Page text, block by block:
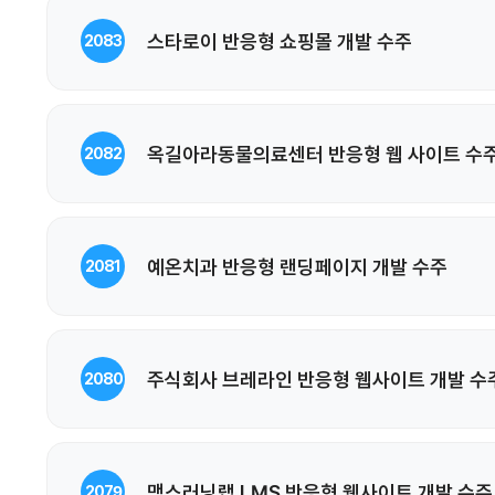
2083 스타로이 반응형 쇼핑몰 개발 수주
2082 옥길아라동물의료센터 반응형 웹 사이트 수
2081 예온치과 반응형 랜딩페이지 개발 수주
2080 주식회사 브레라인 반응형 웹사이트 개발 수